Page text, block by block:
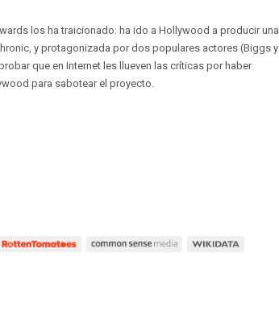
los ha traicionado: ha ido a Hollywood a producir una
y protagonizada por dos populares actores (Biggs y
que en Internet les llueven las críticas por haber
para sabotear el proyecto.